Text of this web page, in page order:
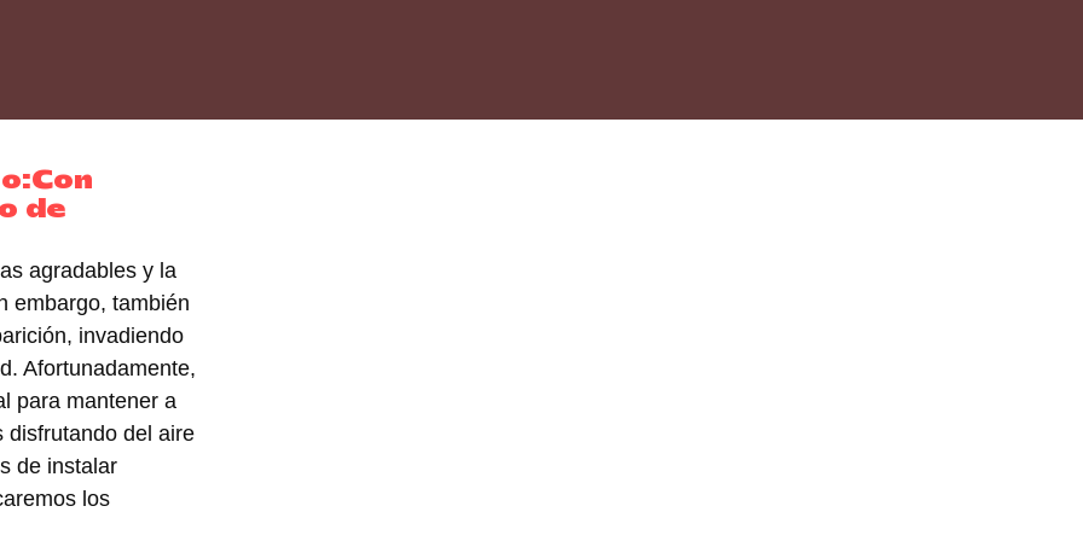
de
agradables y la
embargo, también
invadiendo
Afortunadamente,
para mantener a
disfrutando del aire
de instalar
los